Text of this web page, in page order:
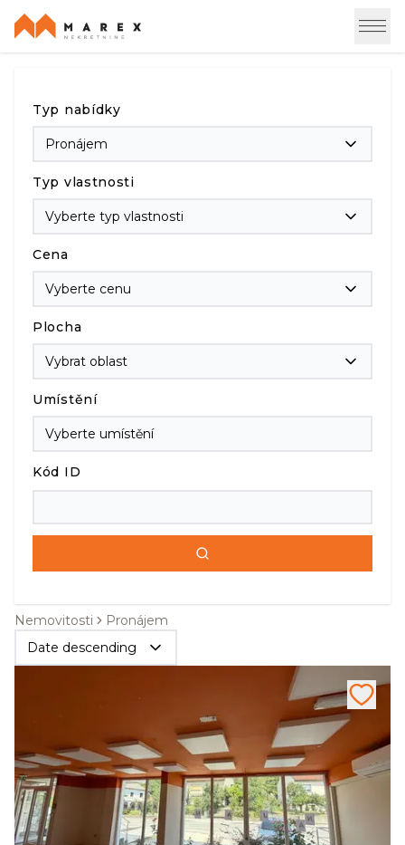
Typ nabídky
Pronájem
Typ vlastnosti
Vyberte typ vlastnosti
Cena
Vyberte cenu
Plocha
Vybrat oblast
Umístění
Kód ID
Nemovitosti
Pronájem
Date descending